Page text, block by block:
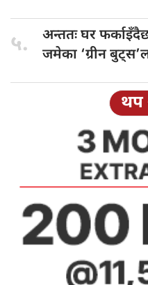
५. अन्ततः घर
जमेका ‘ग्रीन
थप